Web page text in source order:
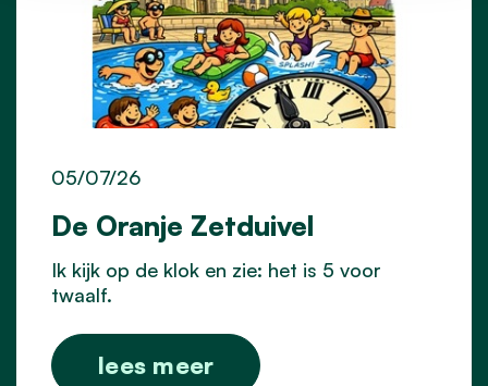
De Oranje Zetduivel
05/07/26
Ik kijk op de klok en zie: het is 5 voor
twaalf.
lees meer